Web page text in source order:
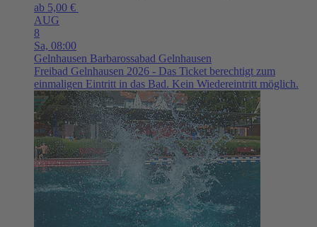
ab 5,00 €
AUG
8
Sa, 08:00
Gelnhausen Barbarossabad Gelnhausen
Freibad Gelnhausen 2026 - Das Ticket berechtigt zum
einmaligen Eintritt in das Bad. Kein Wiedereintritt möglich.